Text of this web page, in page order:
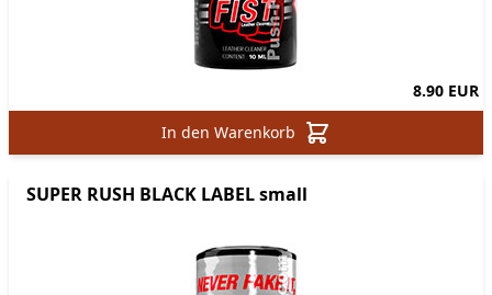
8.90 EUR
In den Warenkorb
SUPER RUSH BLACK LABEL small